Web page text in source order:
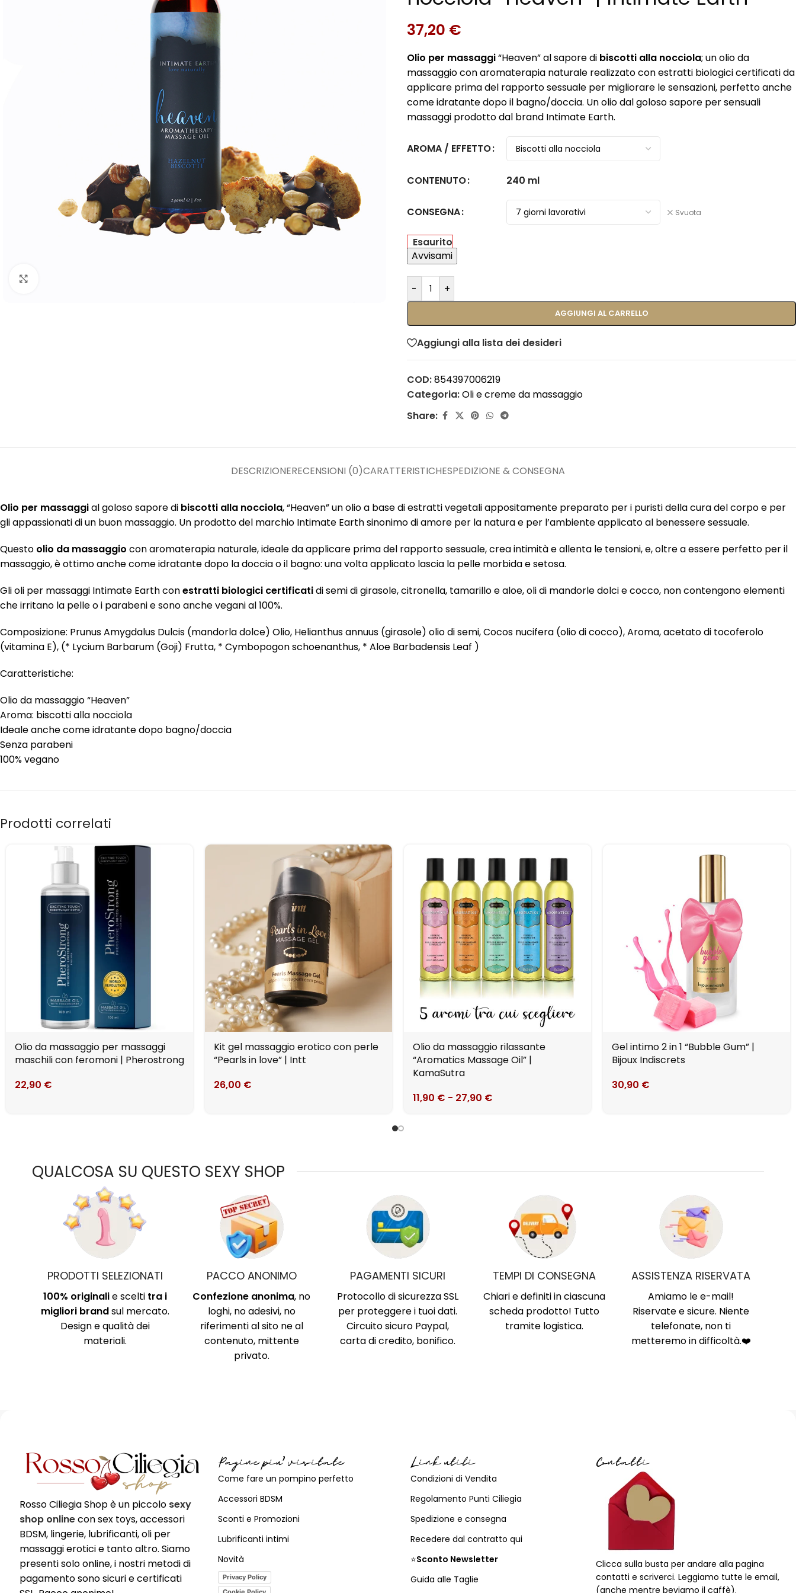
37,20 €
Olio per massaggi“Heaven” al sapore di biscotti alla nocciola; un olio da
massaggio con aromaterapia naturale realizzato con estratti biologici certificati da
applicare prima del rapporto sessuale per migliorare le sensazioni, perfetto anche
come idratante dopo il bagno/doccia. Un olio dal goloso sapore per sensuali
massaggi prodotto dal brand Intimate Earth.
AROMA / EFFETTO
CONTENUTO 240 ml
CONSEGNA Svuota
Esaurito
Avvisami
- +
AGGIUNGI AL CARRELLO
Aggiungi alla lista dei desideri
COD:854397006219
Categoria:Oli e creme da massaggio
Share:
DESCRIZIONERECENSIONI (0)CARATTERISTICHESPEDIZIONE & CONSEGNA
Olio per massaggial goloso sapore di biscotti alla nocciola, “Heaven” un olio a base di estratti vegetali appositamente preparato per i puristi della cura del corpo e per
gli appassionati di un buon massaggio. Un prodotto del marchio Intimate Earth sinonimo di amore per la natura e per l’ambiente applicato al benessere sessuale.
Questo olio da massaggio con aromaterapia naturale, ideale da applicare prima del rapporto sessuale, crea intimità e allenta le tensioni, e, oltre a essere perfetto per il
massaggio, è ottimo anche come idratante dopo la doccia o il bagno: una volta applicato lascia la pelle morbida e setosa.
Gli oli per massaggi Intimate Earth conestratti biologici certificatidi semi di girasole, citronella, tamarillo e aloe, oli di mandorle dolci e cocco, non contengono elementi
che irritano la pelle o i parabeni e sono anche vegani al 100%.
Composizione: Prunus Amygdalus Dulcis (mandorla dolce) Olio, Helianthus annuus (girasole) olio di semi, Cocos nucifera (olio di cocco), Aroma, acetato di tocoferolo
(vitamina E), (* Lycium Barbarum (Goji) Frutta, * Cymbopogon schoenanthus, * Aloe Barbadensis Leaf )
Caratteristiche:
Olio da massaggio “Heaven”
Aroma: biscotti alla nocciola
Ideale anche come idratante dopo bagno/doccia
Senza parabeni
100% vegano
Prodotti correlati
Olio da massaggio per massaggi
maschili con feromoni | Pherostrong
22,90 €
Kit gel massaggio erotico con perle
“Pearls in love” | Intt
26,00 €
Olio da massaggio rilassante
“Aromatics Massage Oil” |
KamaSutra
11,90 € - 27,90 €
Gel intimo 2 in 1 “Bubble Gum” |
Bijoux Indiscrets
30,90 €
QUALCOSA SU QUESTO SEXY SHOP
PRODOTTI SELEZIONATI
100% originalie scelti tra i
migliori brandsul mercato.
Design e qualità dei
materiali.
PACCO ANONIMO
Confezione anonima, no
loghi, no adesivi, no
riferimenti al sito ne al
contenuto, mittente
privato.
PAGAMENTI SICURI
Protocollo di sicurezza SSL
per proteggere i tuoi dati.
Circuito sicuro Paypal,
carta di credito, bonifico.
TEMPI DI CONSEGNA
Chiari e definiti in ciascuna
scheda prodotto! Tutto
tramite logistica.
ASSISTENZA RISERVATA
Amiamo le e-mail!
Riservate e sicure. Niente
telefonate, non ti
metteremo in difficoltà.❤️
Rosso Ciliegia Shop è un piccolo sexy
shop onlinecon sex toys, accessori
BDSM, lingerie, lubrificanti, oli per
massaggi erotici e tanto altro. Siamo
presenti solo online, i nostri metodi di
pagamento sono sicuri e certificati
Pagine piu' visitate
Come fare un pompino perfetto
Accessori BDSM
Sconti e Promozioni
Lubrificanti intimi
Novità
Privacy Policy
Link utili
Condizioni di Vendita
Regolamento Punti Ciliegia
Spedizione e consegna
Recedere dal contratto qui
⭐Sconto Newsletter
Guida alle Taglie
Contatti
Clicca sulla busta per andare alla pagina
contatti e scriverci. Leggiamo tutte le email,
(anche mentre beviamo il caffè).